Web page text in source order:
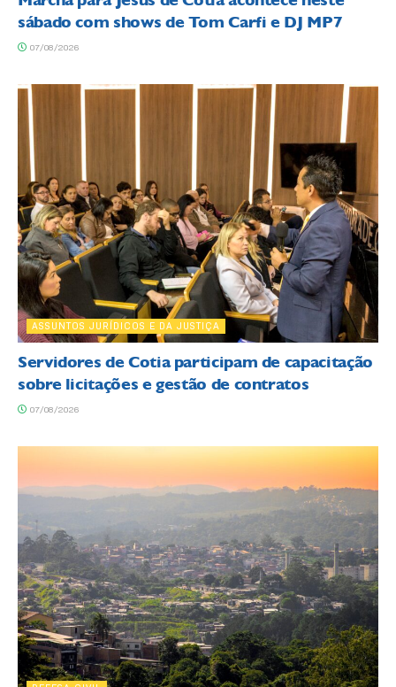
sábado com shows de Tom Carfi e DJ MP7
07/08/2026
ASSUNTOS JURÍDICOS E DA JUSTIÇA
Servidores de Cotia participam de capacitação
sobre licitações e gestão de contratos
07/08/2026